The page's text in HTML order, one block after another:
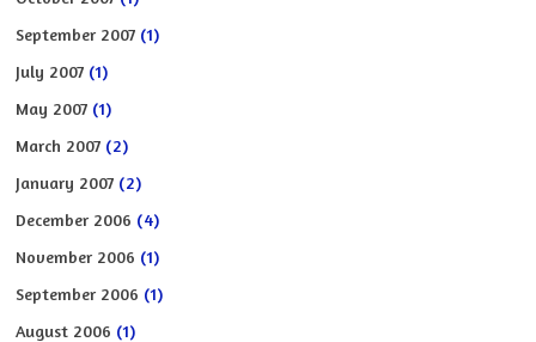
September 2007 (1)
July 2007 (1)
May 2007 (1)
March 2007 (2)
January 2007 (2)
December 2006 (4)
November 2006 (1)
September 2006 (1)
August 2006 (1)